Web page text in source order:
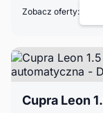
Zobacz oferty: